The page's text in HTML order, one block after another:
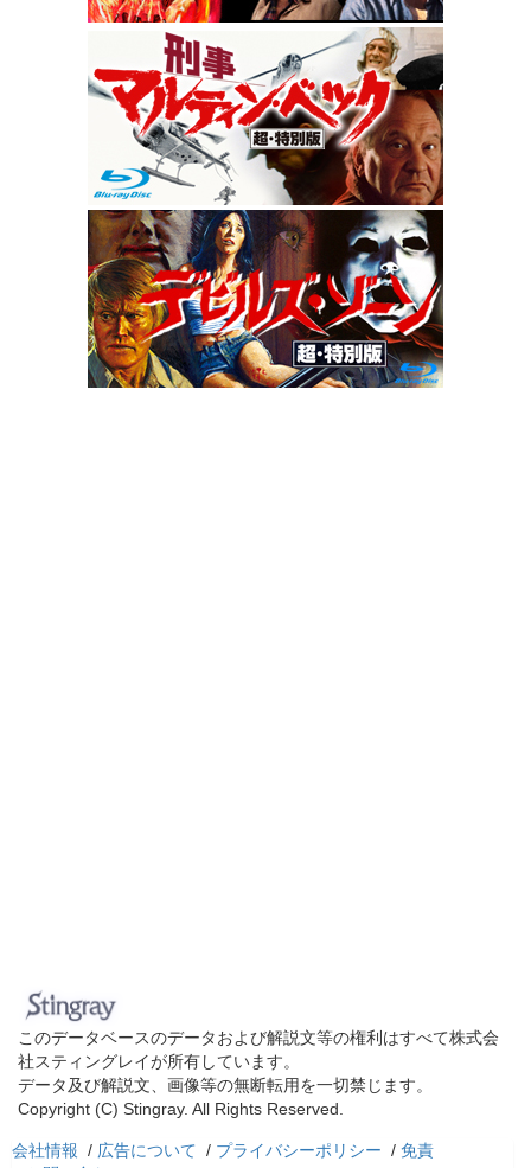
このデータベースのデータおよび解説文等の権利はすべて株式会
社スティングレイが所有しています。
データ及び解説文、画像等の無断転用を一切禁じます。
Copyright (C) Stingray. All Rights Reserved.
会社情報 / 広告について / プライバシーポリシー / 免責